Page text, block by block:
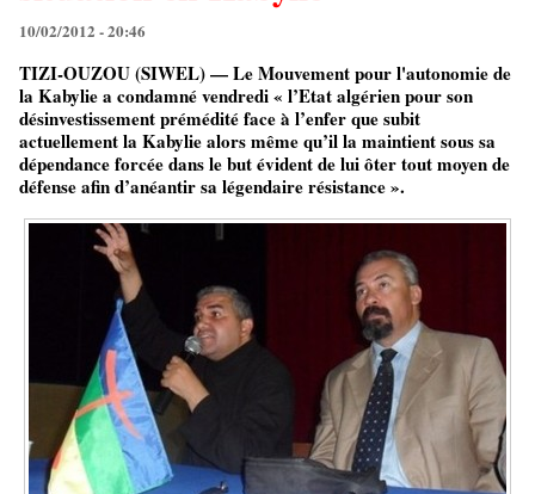
10/02/2012 - 20:46
TIZI-OUZOU (SIWEL) — Le Mouvement pour l'autonomie de
la Kabylie a condamné vendredi « l’Etat algérien pour son
désinvestissement prémédité face à l’enfer que subit
actuellement la Kabylie alors même qu’il la maintient sous sa
dépendance forcée dans le but évident de lui ôter tout moyen de
défense afin d’anéantir sa légendaire résistance ».